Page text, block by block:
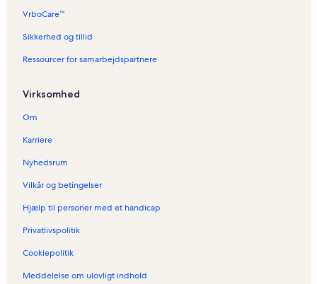
VrboCare™
Sikkerhed og tillid
Ressourcer for samarbejdspartnere
Virksomhed
Om
Karriere
Nyhedsrum
Vilkår og betingelser
Hjælp til personer med et handicap
Privatlivspolitik
Cookiepolitik
Meddelelse om ulovligt indhold